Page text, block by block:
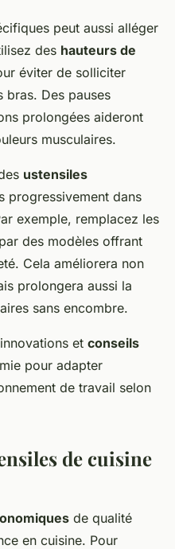
peut aussi alléger
des hauteurs de
éviter de solliciter
bras. Des pauses
prolongées aideront
musculaires.
ustensiles
progressivement dans
exemple, remplacez les
des modèles offrant
Cela améliorera non
prolongera aussi la
sans encombre.
et conseils
pour adapter
de travail selon
de cuisine
de qualité
en cuisine. Pour